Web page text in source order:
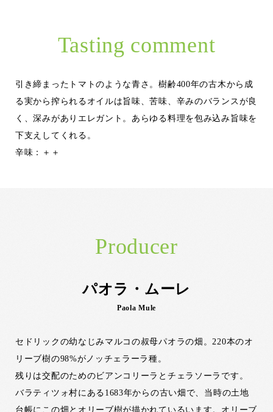
Tasting comment
引き締まったトマトのような青さ。樹齢400年の古木から成
る実から搾られるオイルは旨味、苦味、辛みのバランスが良
く、深みがありエレガント。あらゆる料理を包み込み旨味を
下支えしてくれる。
辛味：＋＋
Producer
パオラ・ムーレ
Paola Mule
セドリックの幼なじみマルコの叔母パオラの畑。220本のオ
リーブ樹の98%がノッチェラーラ種。
残りは交配のためのビアンコリーラとチェラソーラです。
バラティツォ村にある1683年からの古い畑で、当時の土地
台帳にこの畑とオリーブ樹が描かれているいます。オリーブ